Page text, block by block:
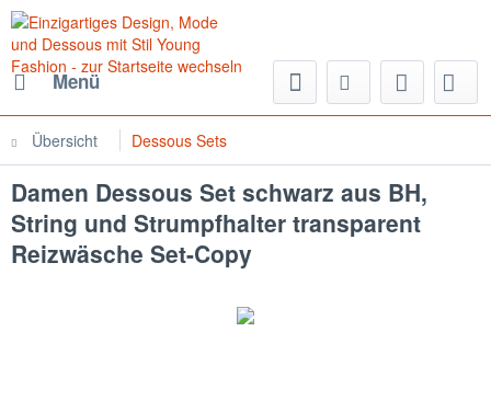
Menü
Übersicht Dessous Sets
Damen Dessous Set schwarz aus BH,
String und Strumpfhalter transparent
Reizwäsche Set-Copy